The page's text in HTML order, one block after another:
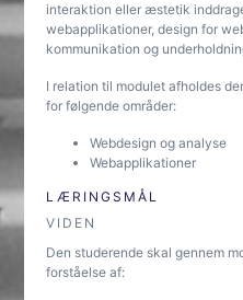
interaktion eller æstetik
webapplikationer, design for
kommunikation og
I relation til modulet afholdes
for følgende områder:
Webdesign og analyse
Webapplikationer
LÆRINGSMÅL
VIDEN
Den studerende skal gennem
forståelse af: